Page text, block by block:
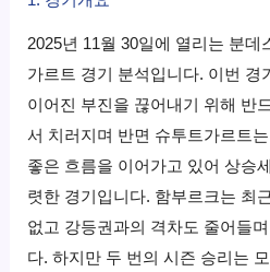
2025년 11월 30일에 열리는 분데
가르트 경기 분석입니다. 이번 경
이어진 부진을 끊어내기 위해 반
서 치러지며 반면 슈투트가르트
좋은 흐름을 이어가고 있어 상승
렷한 경기입니다. 함부르크는 최
없고 강등권과의 격차도 줄어들
다. 하지만 두 번의 시즌 승리는